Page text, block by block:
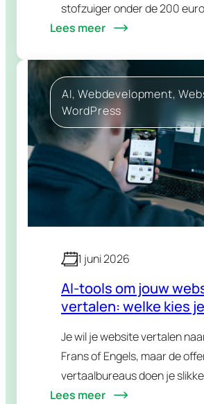
stofzuiger onder de 200
bestel hem”. Geen Google-
geen bezoek aan jouw
AI-agent…
Lees meer
AI, Webdevelopment,
WordPress
1 juni 2026
AI-tools om jouw
vertalen: welke kies
Je wil je website vertalen
Frans of Engels, maar de
vertaalbureaus doen je
Logisch dat je dan naar AI
Lees meer